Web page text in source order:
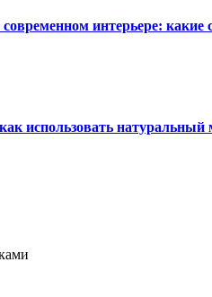
интерьере: какие
использовать